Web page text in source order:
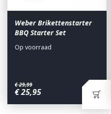
Weber Brikettenstarter
BBQ Starter Set
€ 29,99
€25,95
Op voorraad